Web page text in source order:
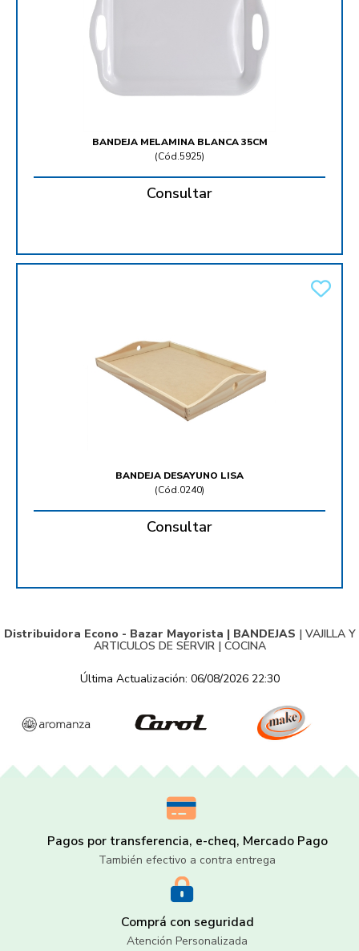
BANDEJA MELAMINA BLANCA 35CM
(Cód.5925)
Consultar
BANDEJA DESAYUNO LISA
(Cód.0240)
Consultar
Distribuidora Econo - Bazar Mayorista | BANDEJAS | VAJILLA Y
ARTICULOS DE SERVIR| COCINA
Última Actualización: 06/08/2026 22:30
Pagos por transferencia, e-cheq, Mercado Pago
También efectivo a contra entrega
Comprá con seguridad
Atención Personalizada